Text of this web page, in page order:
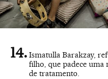
Ismatulla Barakzay,
filho, que padece uma
de tratamento.